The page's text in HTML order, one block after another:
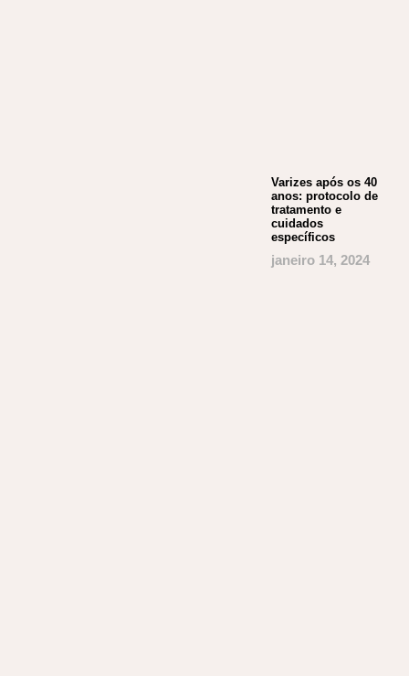
Varizes após os 40
anos: protocolo de
tratamento e
cuidados
específicos
janeiro 14, 2024